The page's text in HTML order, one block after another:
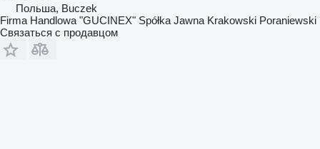
Польша, Buczek
Firma Handlowa "GUCINEX" Spółka Jawna Krakowski Poraniewski
Связаться с продавцом